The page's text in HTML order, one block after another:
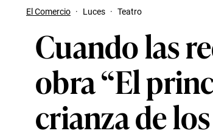
El Comercio · Luces · Teatro
Cuando las
obra “El
crianza de